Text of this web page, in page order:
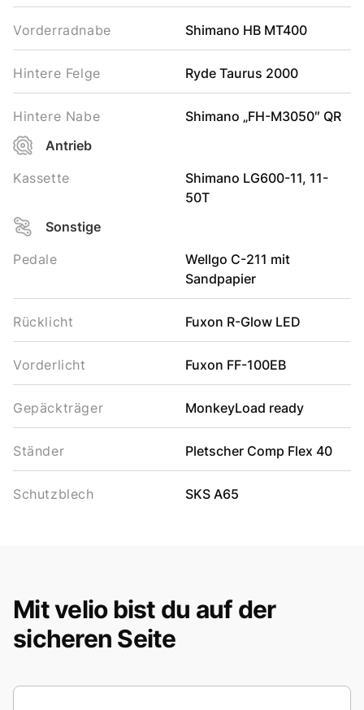
Vorderradnabe Shimano HB MT400
Hintere Felge Ryde Taurus 2000
Hintere Nabe
Shimano „FH-M3050″ QR
Antrieb
Kassette
Shimano LG600-11, 11-
50T
Sonstige
Pedale
Wellgo C-211 mit
Sandpapier
Rücklicht Fuxon R-Glow LED
Vorderlicht Fuxon FF-100EB
Gepäckträger MonkeyLoad ready
Ständer Pletscher Comp Flex 40
Schutzblech SKS A65
Mit velio bist du auf der
sicheren Seite